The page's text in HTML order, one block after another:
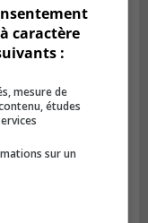
caractère
:
mesure de
études
sur un